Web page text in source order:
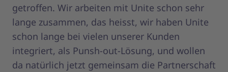
getroffen. Wir arbeiten mit Unite schon sehr
lange zusammen, das heisst, wir haben Unite
schon lange bei vielen unserer Kunden
integriert, als Punsh-out-Lösung, und wollen
da natürlich jetzt gemeinsam die Partnerschaft